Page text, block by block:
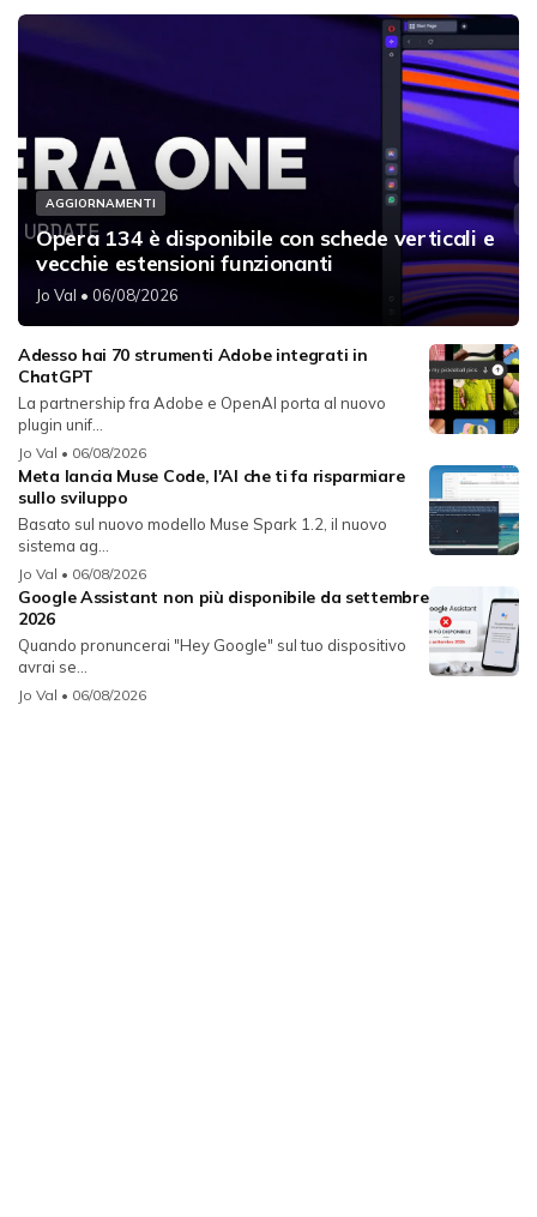
AGGIORNAMENTI
Opera 134 è disponibile con schede verticali e
vecchie estensioni funzionanti
Jo Val • 06/08/2026
Adesso hai 70 strumenti Adobe integrati in
ChatGPT
La partnership fra Adobe e OpenAI porta al nuovo
plugin unif...
Jo Val • 06/08/2026
Meta lancia Muse Code, l'AI che ti fa risparmiare
sullo sviluppo
Basato sul nuovo modello Muse Spark 1.2, il nuovo
sistema ag...
Jo Val • 06/08/2026
Google Assistant non più disponibile da settembre
2026
Quando pronuncerai "Hey Google" sul tuo dispositivo
avrai se...
Jo Val • 06/08/2026